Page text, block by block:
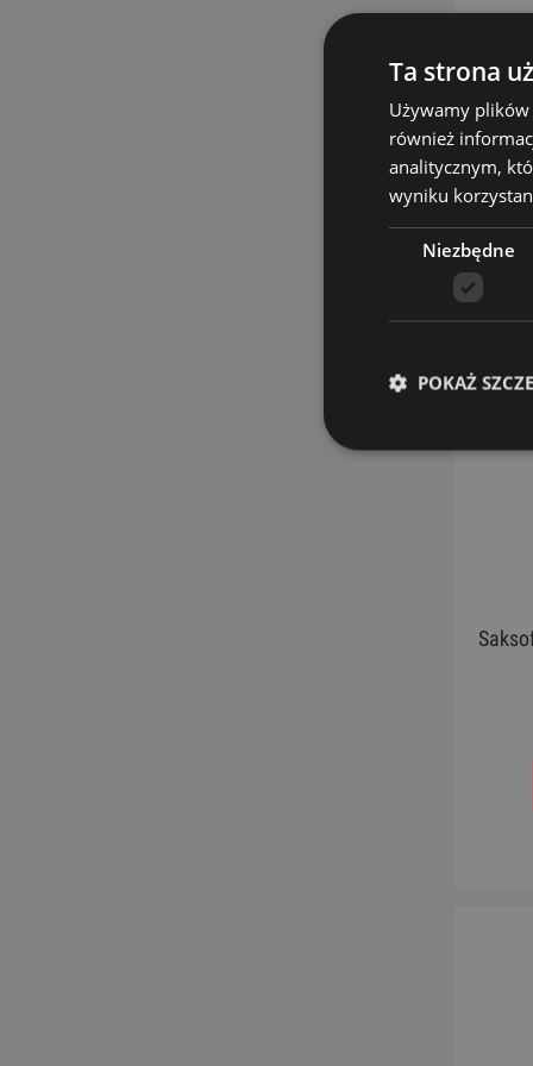
Ta strona
Używamy
również
analitycznym,
wyniku
Niezbędne
POKAŻ